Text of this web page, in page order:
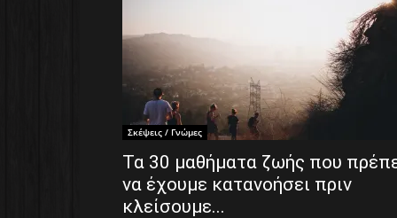
Σκέψεις / Γνώμες
Τα 30 μαθήματα ζωής που
να έχουμε κατανοήσει πριν
κλείσουμε...